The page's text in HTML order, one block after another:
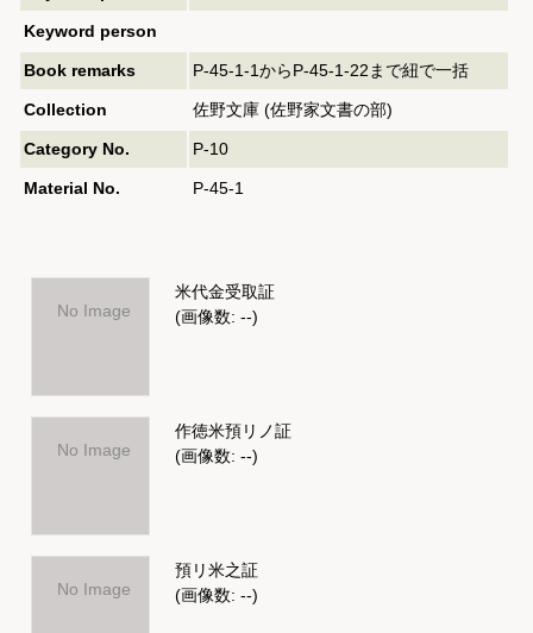
Keyword person
Book remarks P-45-1-1からP-45-1-22まで紐で一括
Collection 佐野文庫 (佐野家文書の部)
Category No. P-10
Material No. P-45-1
No Image
米代金受取証
(画像数: --)
No Image
作徳米預リノ証
(画像数: --)
No Image
預リ米之証
(画像数: --)